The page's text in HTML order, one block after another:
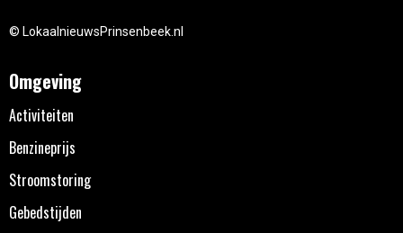
© LokaalnieuwsPrinsenbeek.nl
Omgeving
Activiteiten
Benzineprijs
Stroomstoring
Gebedstijden